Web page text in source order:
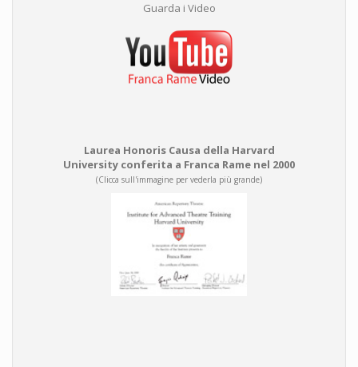
Guarda i Video
Laurea Honoris Causa della Harvard
University conferita a Franca Rame nel 2000
(Clicca sull'immagine per vederla più grande)